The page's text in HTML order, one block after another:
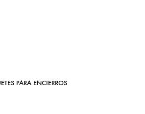
PARA ENCIERROS